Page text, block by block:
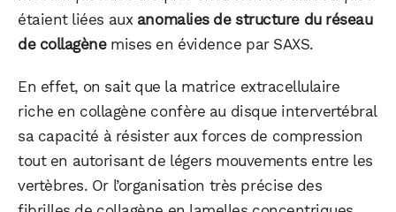
étaient liées aux anomalies de structure du réseau
de collagènemises en évidence par SAXS.
En effet, on sait que la matrice extracellulaire
riche en collagène confère au disque intervertébral
sa capacité à résister aux forces de compression
tout en autorisant de légers mouvements entre les
vertèbres. Or l’organisation très précise des